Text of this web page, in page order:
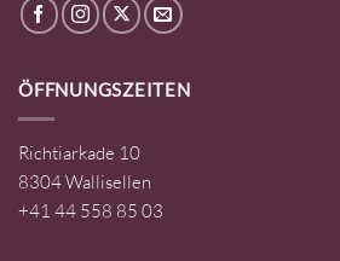
ÖFFNUNGSZEITEN
Richtiarkade 10
8304 Wallisellen
+41 44 558 85 03